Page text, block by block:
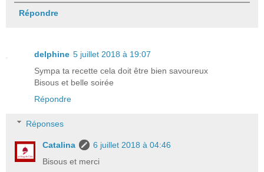
Répondre
delphine 5 juillet 2018 à 19:07
Sympa ta recette cela doit être bien savoureux
Bisous et belle soirée
Répondre
Réponses
Catalina
6 juillet 2018 à 04:46
Bisous et merci